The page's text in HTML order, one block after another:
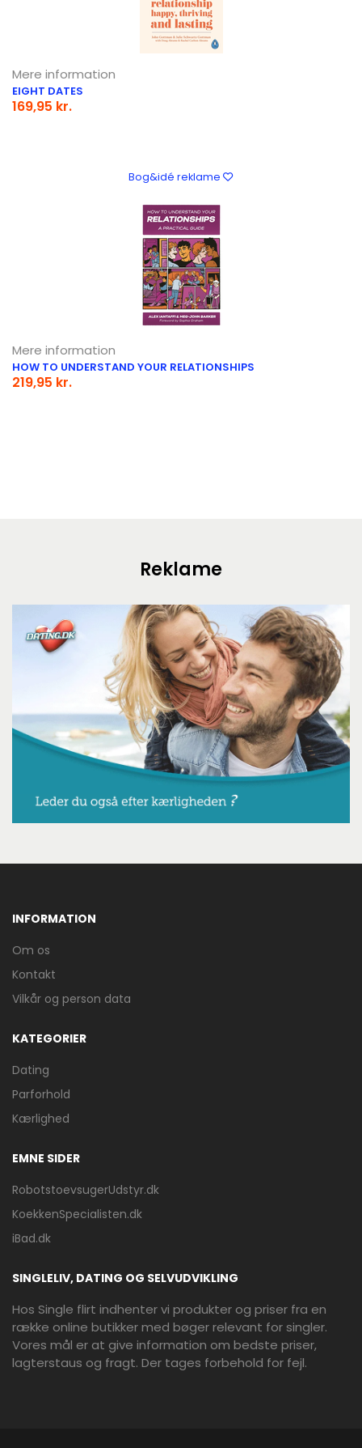
Mere information
EIGHT DATES
169,95 kr.
Bog&idé reklame
Mere information
HOW TO UNDERSTAND YOUR RELATIONSHIPS
219,95 kr.
Reklame
INFORMATION
Om os
Kontakt
Vilkår og person data
KATEGORIER
Dating
Parforhold
Kærlighed
EMNE SIDER
RobotstoevsugerUdstyr.dk
KoekkenSpecialisten.dk
iBad.dk
SINGLELIV, DATING OG SELVUDVIKLING
Hos Single flirt indhenter vi produkter og priser fra en
række online butikker med bøger relevant for singler.
Vores mål er at give information om bedste priser,
lagterstaus og fragt. Der tages forbehold for fejl.